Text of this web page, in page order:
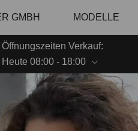
GMBH MODELLE
Öffnungszeiten Verkauf:
Heute 08:00 - 18:00